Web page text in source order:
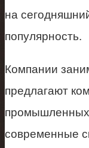
на
популярность.
Компании
предлагают
промышленных
современные